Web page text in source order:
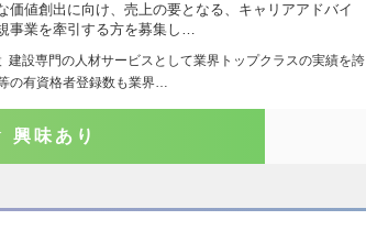
価値創出に向け、売上の要となる、キャリアアドバイ
事業を牽引する方を募集し…
建設専門の人材サービスとして業界トップクラスの実績を誇
の有資格者登録数も業界…
興味あり